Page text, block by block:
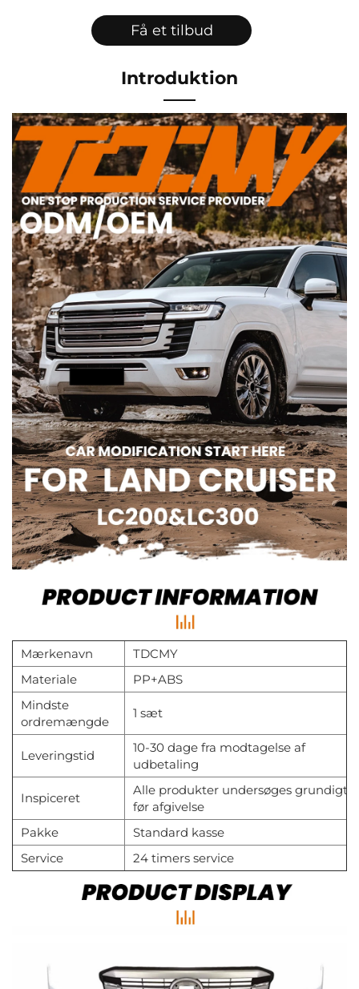
Få et tilbud
Introduktion
Mærkenavn
TDCMY
Materiale
PP+ABS
Mindste
ordremængde
1 sæt
Leveringstid
10-30 dage fra modtagelse af
udbetaling
Inspiceret
Alle produkter undersøges grundigt
før afgivelse
Pakke
Standard kasse
Service
24 timers service